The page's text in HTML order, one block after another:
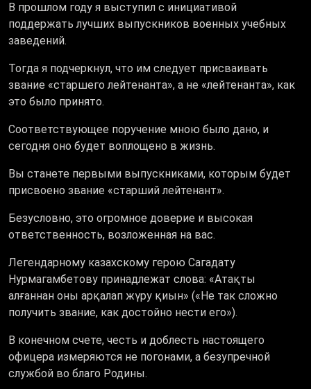
В прошлом году я выступил с инициативой
поддержать лучших выпускников военных учебных
заведений.
Тогда я подчеркнул, что им следует присваивать
звание «старшего лейтенанта», а не «лейтенанта», как
это было принято.
Соответствующее поручение мною было дано, и
сегодня оно будет воплощено в жизнь.
Вы станете первыми выпускниками, которым будет
присвоено звание «старший лейтенант».
Безусловно, это огромное доверие и высокая
ответственность, возложенная на вас.
Легендарному казахскому герою Сагадату
Нурмагамбетову принадлежат слова: «Атақты
алғаннан оны арқалап жүру қиын» («Не так сложно
получить звание, как достойно нести его»).
В конечном счете, честь и доблесть настоящего
офицера измеряются не погонами, а безупречной
службой во благо Родины.